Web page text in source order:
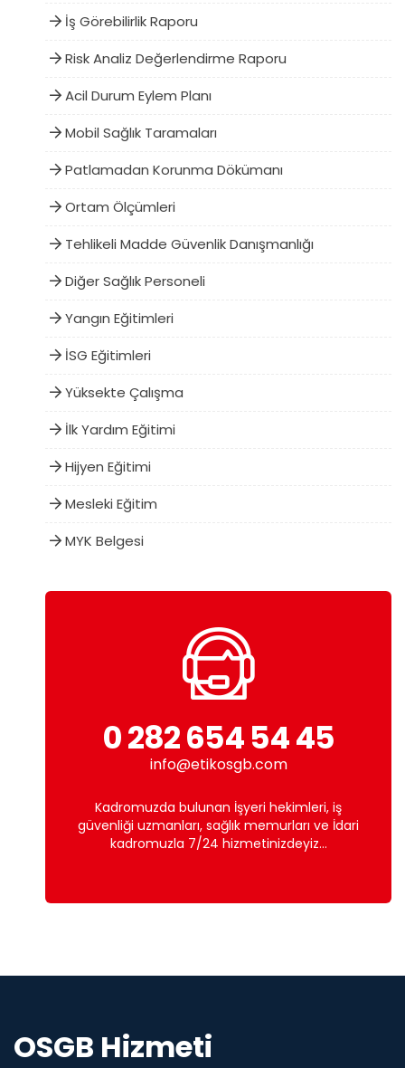
İş Görebilirlik Raporu
Risk Analiz Değerlendirme Raporu
Acil Durum Eylem Planı
Mobil Sağlık Taramaları
Patlamadan Korunma Dökümanı
Ortam Ölçümleri
Tehlikeli Madde Güvenlik Danışmanlığı
Diğer Sağlık Personeli
Yangın Eğitimleri
İSG Eğitimleri
Yüksekte Çalışma
İlk Yardım Eğitimi
Hijyen Eğitimi
Mesleki Eğitim
MYK Belgesi
0 282 654 54 45
info@etikosgb.com
Kadromuzda bulunan İşyeri hekimleri, iş
güvenliği uzmanları, sağlık memurları ve İdari
kadromuzla 7/24 hizmetinizdeyiz...
OSGB Hizmeti